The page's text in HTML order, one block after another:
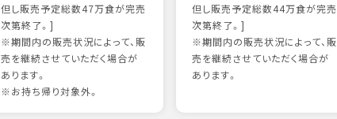
但し販売予定総数47万食が完売
次第終了。]
※期間内の販売状況によって、販
売を継続させていただく場合が
あります。
※お持ち帰り対象外。
但し販売予定総数44万食が完売
次第終了。]
※期間内の販売状況によって、販
売を継続させていただく場合が
あります。